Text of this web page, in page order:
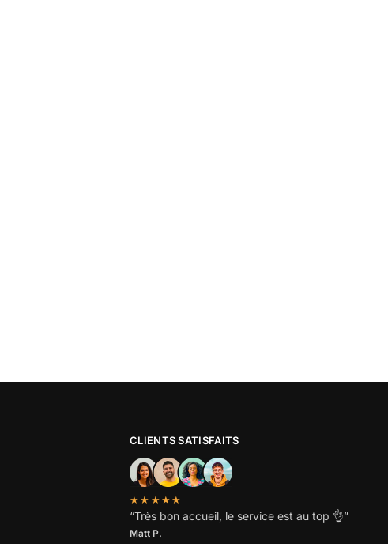
CLIENTS SATISFAITS
★★★★★
“Très bon accueil, le service est au top 👌”
Matt P.